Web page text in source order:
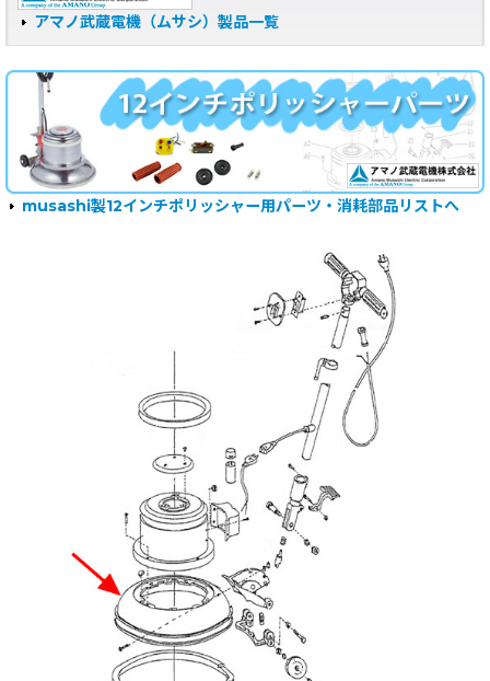
アマノ武蔵電機（ムサシ）製品一覧
musashi製12インチポリッシャー用パーツ・消耗部品リストへ